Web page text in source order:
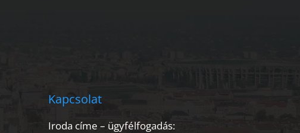
Kapcsolat
Iroda címe – ügyfélfogadás: